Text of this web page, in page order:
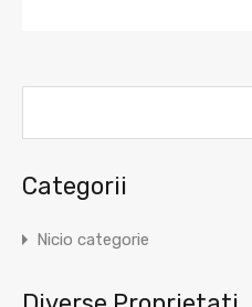
Categorii
Nicio categorie